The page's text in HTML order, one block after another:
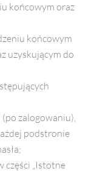
końcowym oraz
końcowym
uzyskującym do
zalogowaniu),
podstronie
części „Istotne